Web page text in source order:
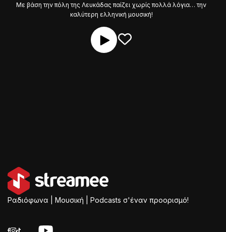
Με βάση την πόλη της Λευκάδας παίζει χωρίς πολλά λόγια… την
καλύτερη ελληνική μουσική!
Ραδιόφωνα | Μουσική | Podcasts σ'έναν προορισμό!